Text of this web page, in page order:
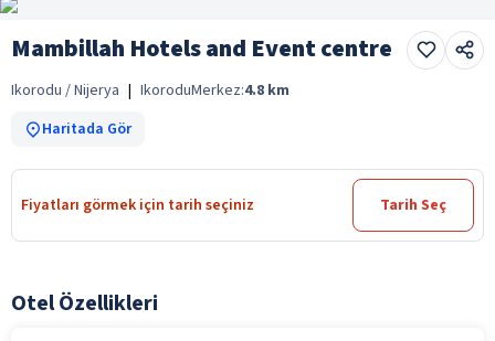
Mambillah Hotels and Event centre
Ikorodu / Nijerya | IkoroduMerkez:4.8 km
Haritada Gör
Fiyatları görmek için tarih seçiniz Tarih Seç
Otel Özellikleri